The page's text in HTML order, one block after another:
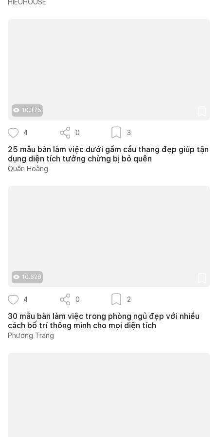
HIEUHOUSE
10.375
4 0 3
25 mẫu bàn làm việc dưới gầm cầu thang đẹp giúp tận
dụng diện tích tưởng chừng bị bỏ quên
Quân Hoàng
10.628
4 0 2
30 mẫu bàn làm việc trong phòng ngủ đẹp với nhiều
cách bố trí thông minh cho mọi diện tích
Phương Trang